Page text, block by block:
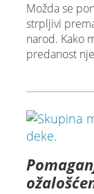
Možda se
strpljivi
narod. Kako
predanost